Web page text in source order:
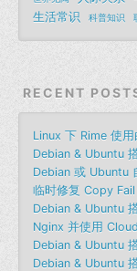
生活常识 科普知识
RECENT
Linux 下 Rime 使
Debian & Ubuntu
Debian 或 Ubuntu
临时修复 Copy Fail
Debian & Ubuntu
Nginx 并使用
Debian & Ubuntu
Debian & Ubuntu